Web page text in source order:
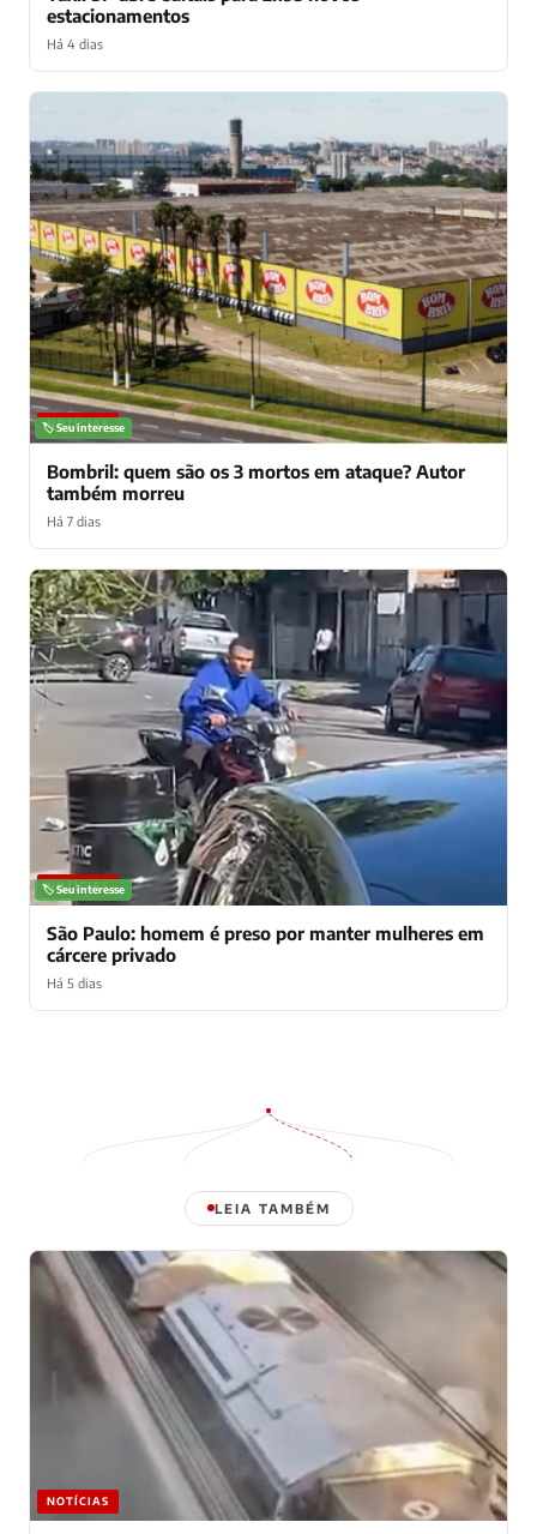
estacionamentos
Há 4 dias
NOTÍCIAS
🏷️ Seu interesse
Bombril: quem são os 3 mortos em ataque? Autor
também morreu
Há 7 dias
NOTÍCIAS
🏷️ Seu interesse
São Paulo: homem é preso por manter mulheres em
cárcere privado
Há 5 dias
LEIA TAMBÉM
NOTÍCIAS